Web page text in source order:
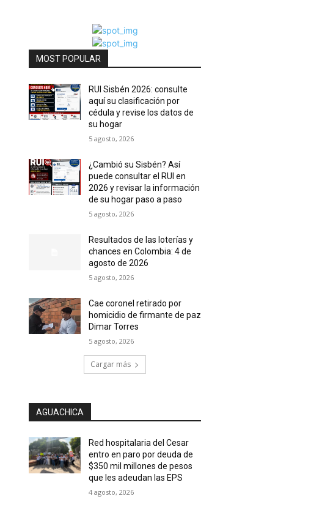
MOST POPULAR
RUI Sisbén 2026: consulte
aquí su clasificación por
cédula y revise los datos de
su hogar
5 agosto, 2026
¿Cambió su Sisbén? Así
puede consultar el RUI en
2026 y revisar la información
de su hogar paso a paso
5 agosto, 2026
Resultados de las loterías y
chances en Colombia: 4 de
agosto de 2026
5 agosto, 2026
Cae coronel retirado por
homicidio de firmante de paz
Dimar Torres
5 agosto, 2026
Cargar más
AGUACHICA
Red hospitalaria del Cesar
entro en paro por deuda de
$350 mil millones de pesos
que les adeudan las EPS
4 agosto, 2026